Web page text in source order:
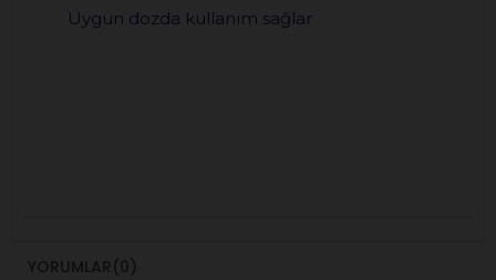
Uygun dozda kullanım sağlar
YORUMLAR (0)